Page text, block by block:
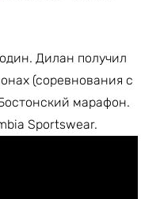
Дилан получил
(соревнования с
марафон.
Sportswear.